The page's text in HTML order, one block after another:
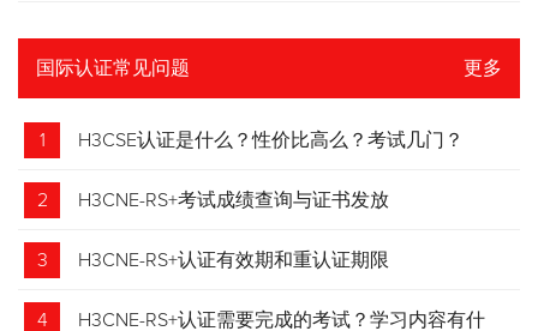
国际认证常见问题 更多
1 H3CSE认证是什么？性价比高么？考试几门？
2 H3CNE-RS+考试成绩查询与证书发放
3 H3CNE-RS+认证有效期和重认证期限
4 H3CNE-RS+认证需要完成的考试？学习内容有什